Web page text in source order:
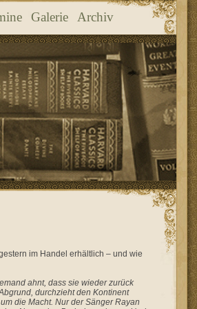
Galerie Archiv
im Handel erhältlich – und wie
ahnt, dass sie wieder zurück
durchzieht den Kontinent
die Macht. Nur der Sänger Rayan